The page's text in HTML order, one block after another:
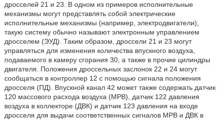
дросселей 21 и 23. В одном из примеров исполнительные
механизмы могут представлять собой электрические
исполнительные механизмы (например, электродвигатели),
такую систему обычно называют электронным управлением
дросселем (ЭУД). Таким образом, дроссели 21 и 23 могут
управляться для изменения количества впускного воздуха,
подаваемого в камеру сгорания 30, а также в прочие цилиндры
двигателя. Положения дроссельных заслонок 22 и 24 могут
сообщаться в контроллер 12 с помощью сигнала положения
дросселя (ПД). Впускной канал 42 может также содержать датчик
120 массового расхода воздуха (МРВ), датчик 122 давления
воздуха в коллекторе (ДВК) и датчик 123 давления на входе
дросселя для выдачи соответственных сигналов МРВ и ДВК в